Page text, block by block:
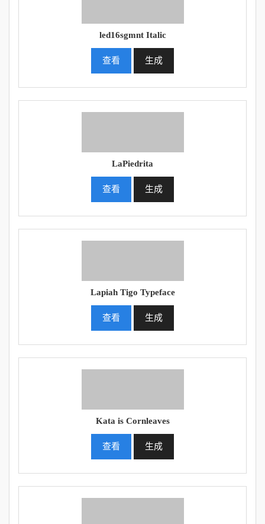
led16sgmnt Italic
查看 生成
LaPiedrita
查看 生成
Lapiah Tigo Typeface
查看 生成
Kata is Cornleaves
查看 生成